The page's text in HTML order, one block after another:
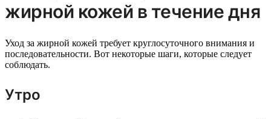
жирной кожей в течение дня
Уход за жирной кожей требует круглосуточного внимания и
последовательности. Вот некоторые шаги, которые следует
соблюдать.
Утро